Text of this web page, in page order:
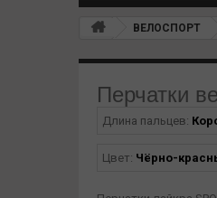
ВЕЛОСПОРТ
Перчатки
Длина пальцев:
Цвет: Чёрно-